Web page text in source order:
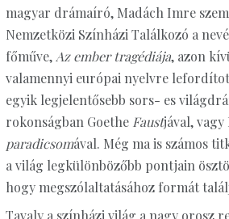
magyar drámaíró, Madách Imre
Nemzetközi Színházi Találkozó a
főműve, Az ember tragédiája, azon
valamennyi európai nyelvre
egyik legjelentősebb sors- es
rokonságban Goethe Faustjával,
paradicsomával. Még ma is számos
a világ legkülönbözőbb pontjain
hogy megszólaltatásához formát
Tavaly a színházi világ a nagy orosz